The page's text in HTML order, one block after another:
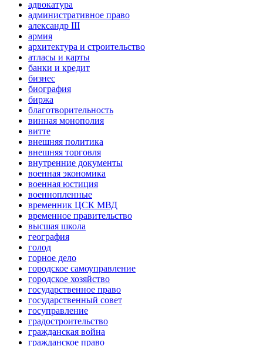
адвокатура
административное право
александр III
армия
архитектура и строительство
атласы и карты
банки и кредит
бизнес
биография
биржа
благотворительность
винная монополия
витте
внешняя политика
внешняя торговля
внутренние документы
военная экономика
военная юстиция
военнопленные
временник ЦСК МВД
временное правительство
высшая школа
география
голод
горное дело
городское самоуправление
городское хозяйство
государственное право
государственный совет
госуправление
градостроительство
гражданская война
гражданское право